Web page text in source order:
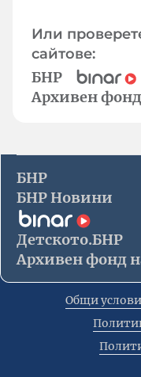
Или
сайтове:
БНР
Архивен
БНР
БНР Новини
Детското.БНР
Архивен фонд
Общи